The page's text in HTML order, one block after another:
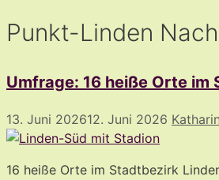
Punkt-Linden
Umfrage: 16 heiße Orte
13. Juni 202612. Juni 2026
16 heiße Orte im Stadtbezirk